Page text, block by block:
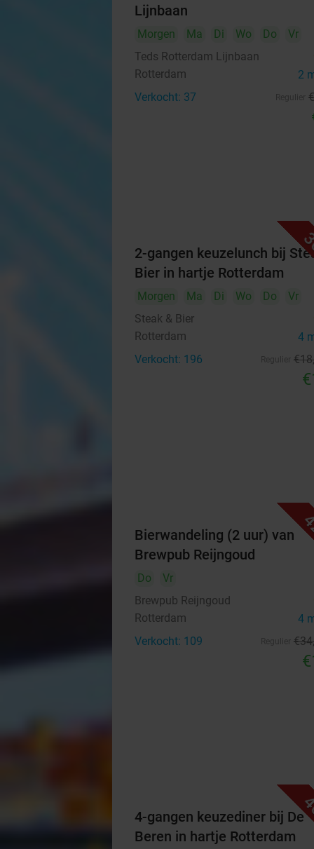
Lijnbaan
Morgen Ma Di Wo Do
Vr
Teds Rotterdam Lijnbaan
Rotterdam 2
Verkocht: 37
2-gangen keuzelunch bij
Bier in hartje Rotterdam
Morgen Ma Di Wo Do
Vr
Steak & Bier
Rotterdam 4
Verkocht: 196 €18
Bierwandeling (2 uur) van
Brewpub Reijngoud
Do
Vr
Brewpub Reijngoud
Rotterdam 4
Verkocht: 109 €34
4-gangen keuzediner bij De
Beren in hartje Rotterdam